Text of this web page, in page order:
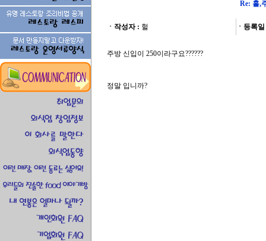
Re: 홀,
ㆍ작성자 : 헐 ㆍ등록
주방 신입이 250이라구요??????
정말 입니까?